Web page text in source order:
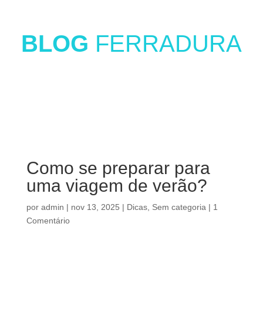
BLOG FERRADURA
Como se preparar para
uma viagem de verão?
por admin | nov 13, 2025 | Dicas, Sem categoria | 1
Comentário